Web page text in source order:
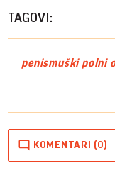
TAGOVI:
penismuški polni
KOMENTARI (0)